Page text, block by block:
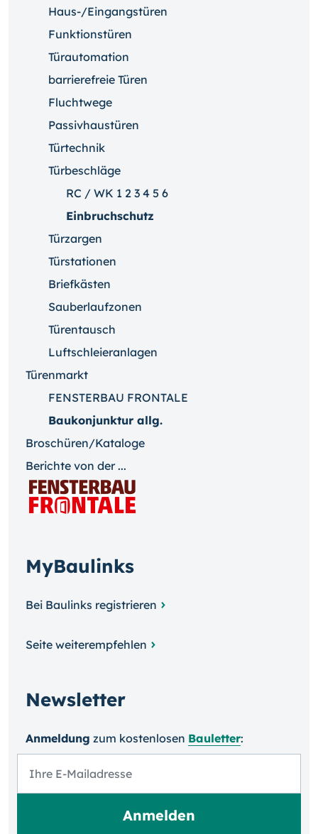
Haus-/Eingangstüren
Funktionstüren
Türautomation
barrierefreie Türen
Fluchtwege
Passivhaustüren
Türtechnik
Türbeschläge
RC / WK 1 2 3 4 5 6
Einbruchschutz
Türzargen
Türstationen
Briefkästen
Sauberlaufzonen
Türentausch
Luftschleieranlagen
Türenmarkt
FENSTERBAU FRONTALE
Baukonjunktur allg.
Broschüren/Kataloge
Berichte von der ...
MyBaulinks
Bei Baulinks registrieren
Seite weiterempfehlen
Newsletter
Anmeldung zum kosten­losen Bauletter: